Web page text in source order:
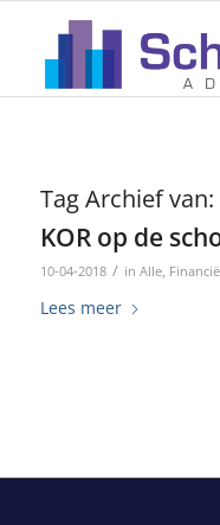
Tag Archief van:
KOR op de
10-04-2018 / in Alle,
Lees meer